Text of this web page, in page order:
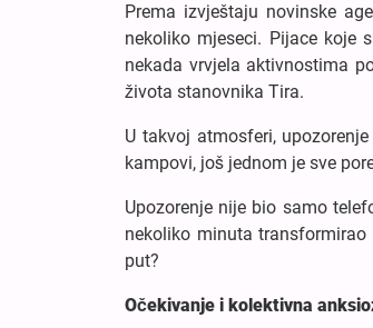
Prema izvještaju novinske
nekoliko mjeseci. Pijace koje
nekada vrvjela aktivnostima
života stanovnika Tira.
U takvoj atmosferi,
kampovi, još jednom je sve
Upozorenje nije bio samo
nekoliko minuta
put?
Očekivanje i kolektivna